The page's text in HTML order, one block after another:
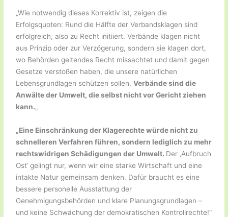
„Wie notwendig dieses Korrektiv ist, zeigen die
Erfolgsquoten: Rund die Hälfte der Verbandsklagen sind
erfolgreich, also zu Recht initiiert. Verbände klagen nicht
aus Prinzip oder zur Verzögerung, sondern sie klagen dort,
wo Behörden geltendes Recht missachtet und damit gegen
Gesetze verstoßen haben, die unsere natürlichen
Lebensgrundlagen schützen sollen.Verbände sind die
Anwälte der Umwelt, die selbst nicht vor Gericht ziehen
kann.„
„Eine Einschränkung der Klagerechte würde nicht zu
schnelleren Verfahren führen, sondern lediglich zu mehr
rechtswidrigen Schädigungen der Umwelt. Der ‚Aufbruch
Ost‘ gelingt nur, wenn wir eine starke Wirtschaft und eine
intakte Natur gemeinsam denken. Dafür braucht es eine
bessere personelle Ausstattung der
Genehmigungsbehörden und klare Planungsgrundlagen –
und keine Schwächung der demokratischen Kontrollrechte!“